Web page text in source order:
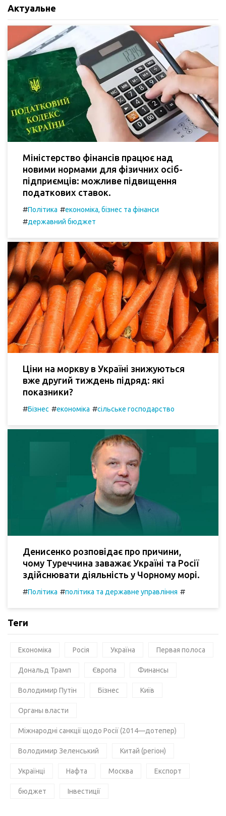
Актуальне
Міністерство фінансів працює над
новими нормами для фізичних осіб-
підприємців: можливе підвищення
податкових ставок.
#Політика #економіка, бізнес та фінанси
#державний бюджет
Ціни на моркву в Україні знижуються
вже другий тиждень підряд: які
показники?
#Бізнес #економіка #сільське господарство
Денисенко розповідає про причини,
чому Туреччина заважає Україні та Росії
здійснювати діяльність у Чорному морі.
#Політика #політика та державне управління #
Теги
Економіка Росія Україна Первая полоса
Дональд Трамп Європа Финансы
Володимир Путін Бізнес Київ
Органы власти
Міжнародні санкції щодо Росії (2014—дотепер)
Володимир Зеленський Китай (регіон)
Українці Нафта Москва Експорт
бюджет Інвестиції